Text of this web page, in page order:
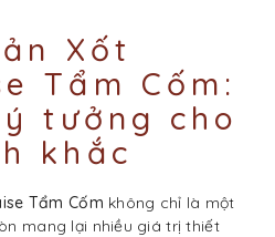
Xốt
Tẩm Cốm:
tưởng cho
khắc
Tẩm Cốm không chỉ là một
mang lại nhiều giá trị thiết